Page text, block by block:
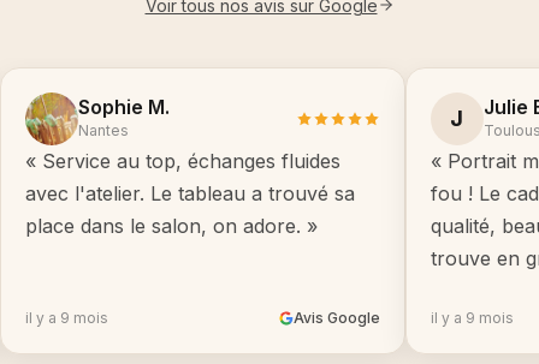
Voir tous nos avis sur Google
Sophie M.
Nantes
« Service au top, échanges fluides
avec l'atelier. Le tableau a trouvé sa
place dans le salon, on adore. »
il y a 9 mois Avis Google
J Julie
« Portrait
fou ! Le
qualité,
trouve en
il y a 9 mois